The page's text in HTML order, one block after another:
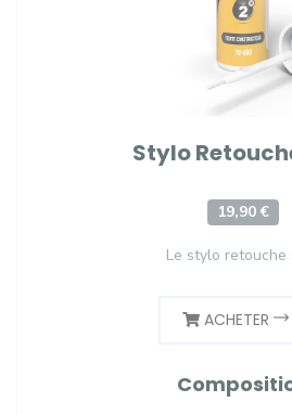
Stylo
19,90 €
Le stylo retouche
ACHETER